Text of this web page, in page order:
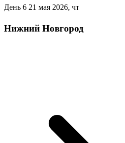
День 6 21 мая 2026, чт
Нижний Новгород